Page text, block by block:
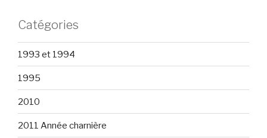
Catégories
1993 et 1994
1995
2010
2011 Année charnière